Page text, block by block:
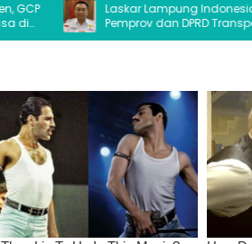
Laskar Lampung Indonesia Mendorong
Pemprov dan DPRD Transparan Ke Publik,
Terkait Dana Hibah Ke Kejati Lampung